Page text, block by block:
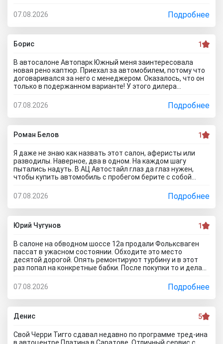
происходит?! Отчего это невозможно? это развод и
кидалово! Оставил салон без автомобиля, потому что не
хотел его приобретать с допами за большие деньги да и
вам не советую!
07.08.2026 Подробнее
Борис 1
В автосалоне Автопарк Южный меня заинтересовала
новая рено каптюр. Приехал за автомобилем, потому что
договаривался за него с менеджером. Оказалось, что он
только в подержанном варианте! У этого дилера
советовал бы вам приезжать в этот автоцентр на
Гражданскую 1Д в Ставрополь, потому что это наглый
обман! Они только на сайте большой автосалон с
шикарными ценами, на деле мелкая шарашка разводящая
покупателей.
07.08.2026 Подробнее
Роман Белов 1
Я даже не знаю как назвать этот салон, аферисты или
разводилы. Наверное, два в одном. На каждом шагу
пытались надуть. В АЦ Автостайл глаз да глаз нужен,
чтобы купить автомобиль с пробегом берите с собой
еще юриста захватите. Менеджер вообще никак не давал
осмотреть авто. Ни капот открыть, ни в салон сесть, ни
днище глянуть. Попросил документы и то вместо них
ксерокопии принес. Мне даже смешно стало. Может по
картинкам тачку выбирать будем? Как я его не убеждал,
настаивать больше не стал, но очень интересно было, а
если бы я 5 тачек осмотреть захотел, на все 5 договора
бы писали? Бред полнейший..хорошо что в Челябинске
есть куча других автосалонов и этот с лживый автоцентр
можно спокойно объехать стороной.
07.08.2026 Подробнее
Юрий Чугунов 1
В салоне на обводном шоссе 12а продали Фольксваген
пассат в ужасном состоянии. Обходите это место
десятой дорогой. Опять ремонтируют турбину и в этот
раз попал на конкретные бабки. После покупки то и делаю,
что все с машиной идеально, а сейчас ничего не могу
сделать по гарантийному ремонту. Аферисты хреновы! Я
когда спрашивают где купить автомобиль в Тольятти
говорю - где угодно но не в автосалоне М-Авто!
07.08.2026 Подробнее
Денис 5
Свой Черри Тигго сдавал недавно по программе тред-ина
в автоцентре Платина в Саратове. Отличный сервис с